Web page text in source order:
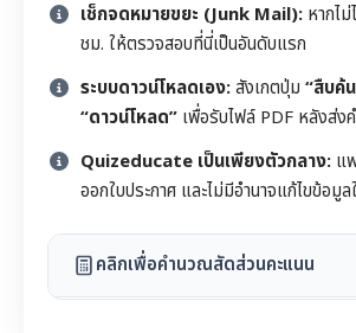
เช็กจดหมายขยะ (Junk Mail): หากไ
ชม. ให้ตรวจสอบที่นี่เป็นอันดับแรก
ระบบดาวน์โหลดเอง:สังเกตปุ่ม “สืบค้
“ดาวน์โหลด” เพื่อรับไฟล์ PDF หลังส่ง
Quizeducate เป็นเพียงตัวกลาง: แ
ออกใบประกาศ และไม่มีอำนาจแก้ไขข้อมูล
คลิกเพื่อคำนวณสัดส่วนคะแนน